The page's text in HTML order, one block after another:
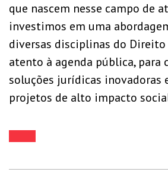
que nascem nesse campo de
investimos em uma
diversas disciplinas do
atento à agenda pública, para
soluções jurídicas inovadoras
projetos de alto impacto